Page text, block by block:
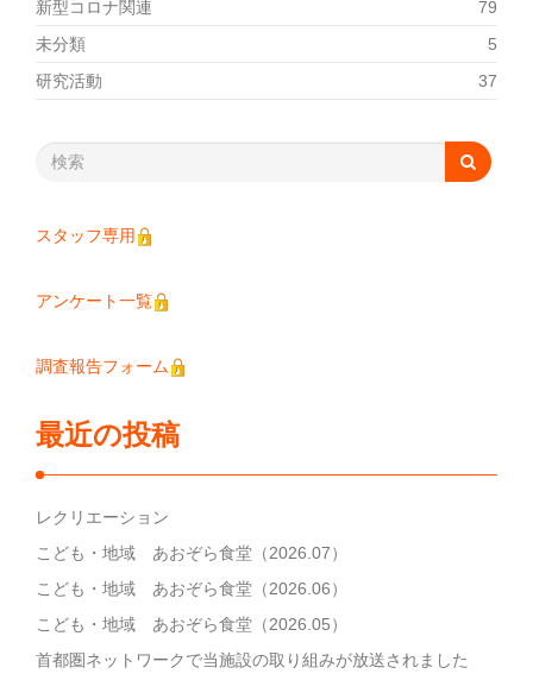
新型コロナ関連
79
未分類
5
研究活動
37
スタッフ専用
アンケート一覧
調査報告フォーム
最近の投稿
レクリエーション
こども・地域 あおぞら食堂（2026.07）
こども・地域 あおぞら食堂（2026.06）
こども・地域 あおぞら食堂（2026.05）
首都圏ネットワークで当施設の取り組みが放送されました